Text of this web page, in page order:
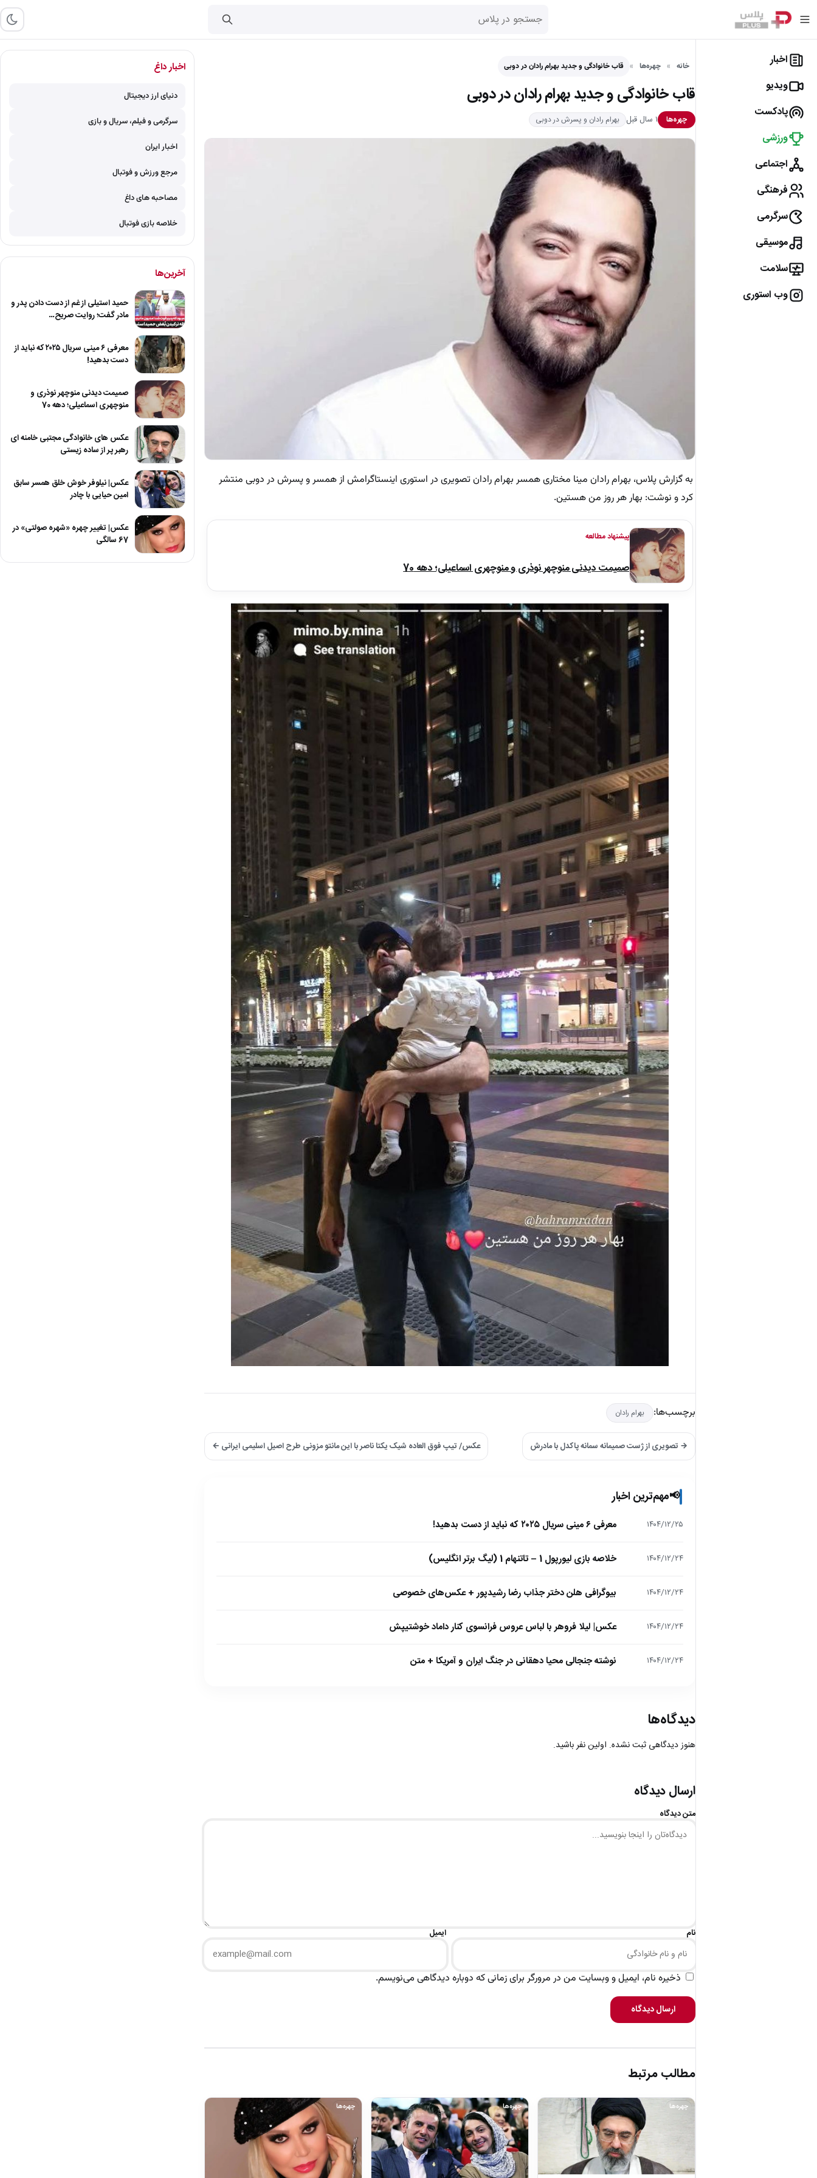
اخبار
ویدیو
پادکست
ورزشی
اجتماعی
فرهنگی
سرگرمی
موسیقی
سلامت
وب استوری
خانه چهره‌ها قاب خانوادگی و جدید بهرام رادان در دوبی
قاب خانوادگی و جدید بهرام رادان در دوبی
چهره‌ها ۱ سال قبل بهرام رادان و پسرش در دوبی
به گزارش پلاس، بهرام رادان مینا مختاری همسر بهرام رادان تصویری در استوری اینستاگرامش از همسر و پسرش در دوبی منتشر
کرد و نوشت: بهار هر روز من هستین.
پیشنهاد مطالعه
صمیمت دیدنی منوچهر نوذری و منوچهری اسماعیلی؛ دهه 70
برچسب‌ها: بهرام رادان
→ تصویری از ژست صمیمانه سمانه پاکدل با مادرش عکس/ تیپ فوق العاده شیک یکتا ناصر با این مانتو مزونی طرح اصیل اسلیمی ایرانی ←
📢مهم‌ترین اخبار
۱۴۰۴/۱۲/۲۵ معرفی ۶ مینی سریال ۲۰۲۵ که نباید از دست بدهید!
۱۴۰۴/۱۲/۲۴ خلاصه بازی لیورپول 1 – تاتنهام 1 (لیگ برتر انگلیس)
۱۴۰۴/۱۲/۲۴ بیوگرافی هلن دختر جذاب رضا رشیدپور + عکس‌های خصوصی
۱۴۰۴/۱۲/۲۴ عکس| لیلا فروهر با لباس عروس فرانسوی کنار داماد خوشتیپش
۱۴۰۴/۱۲/۲۴ نوشته جنجالی محیا دهقانی در جنگ ایران و آمریکا + متن
دیدگاه‌ها
هنوز دیدگاهی ثبت نشده. اولین نفر باشید.
ارسال دیدگاه
متن دیدگاه
نام ایمیل
ذخیره نام، ایمیل و وبسایت من در مرورگر برای زمانی که دوباره دیدگاهی می‌نویسم.
ارسال دیدگاه
مطالب مرتبط
چهره‌ها چهره‌ها چهره‌ها
اخبار داغ
دنیای ارز دیجیتال
سرگرمی و فیلم، سریال و بازی
اخبار ایران
مرجع ورزش و فوتبال
مصاحبه های داغ
خلاصه بازی فوتبال
آخرین‌ها
حمید استیلی از غم از دست دادن پدر و
مادر گفت؛ روایت صریح…
معرفی ۶ مینی سریال ۲۰۲۵ که نباید از
دست بدهید!
صمیمت دیدنی منوچهر نوذری و
منوچهری اسماعیلی؛ دهه 70
عکس های خانوادگی مجتبی خامنه ای
رهبر پر از ساده زیستی
عکس| نیلوفر خوش خلق همسر سابق
امین حیایی با چادر
عکس| تغییر چهره «شهره صولتی» در
67 سالگی